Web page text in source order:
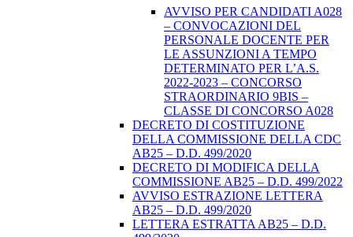
AVVISO PER CANDIDATI A028
– CONVOCAZIONI DEL
PERSONALE DOCENTE PER
LE ASSUNZIONI A TEMPO
DETERMINATO PER L’A.S.
2022-2023 – CONCORSO
STRAORDINARIO 9BIS –
CLASSE DI CONCORSO A028
DECRETO DI COSTITUZIONE
DELLA COMMISSIONE DELLA CDC
AB25 – D.D. 499/2020
DECRETO DI MODIFICA DELLA
COMMISSIONE AB25 – D.D. 499/2022
AVVISO ESTRAZIONE LETTERA
AB25 – D.D. 499/2020
LETTERA ESTRATTA AB25 – D.D.